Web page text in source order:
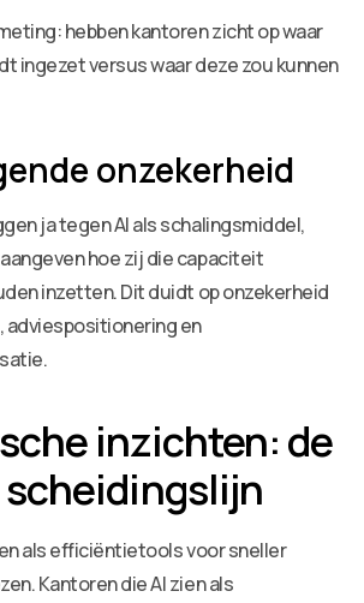
hebben kantoren zicht op waar
ingezet versus waar deze zou kunnen
onzekerheid
ja tegen AI als schalingsmiddel,
hoe zij die capaciteit
inzetten. Dit duidt op onzekerheid
adviespositionering en
inzichten: de
als efficiëntietools voor sneller
Kantoren die AI zien als